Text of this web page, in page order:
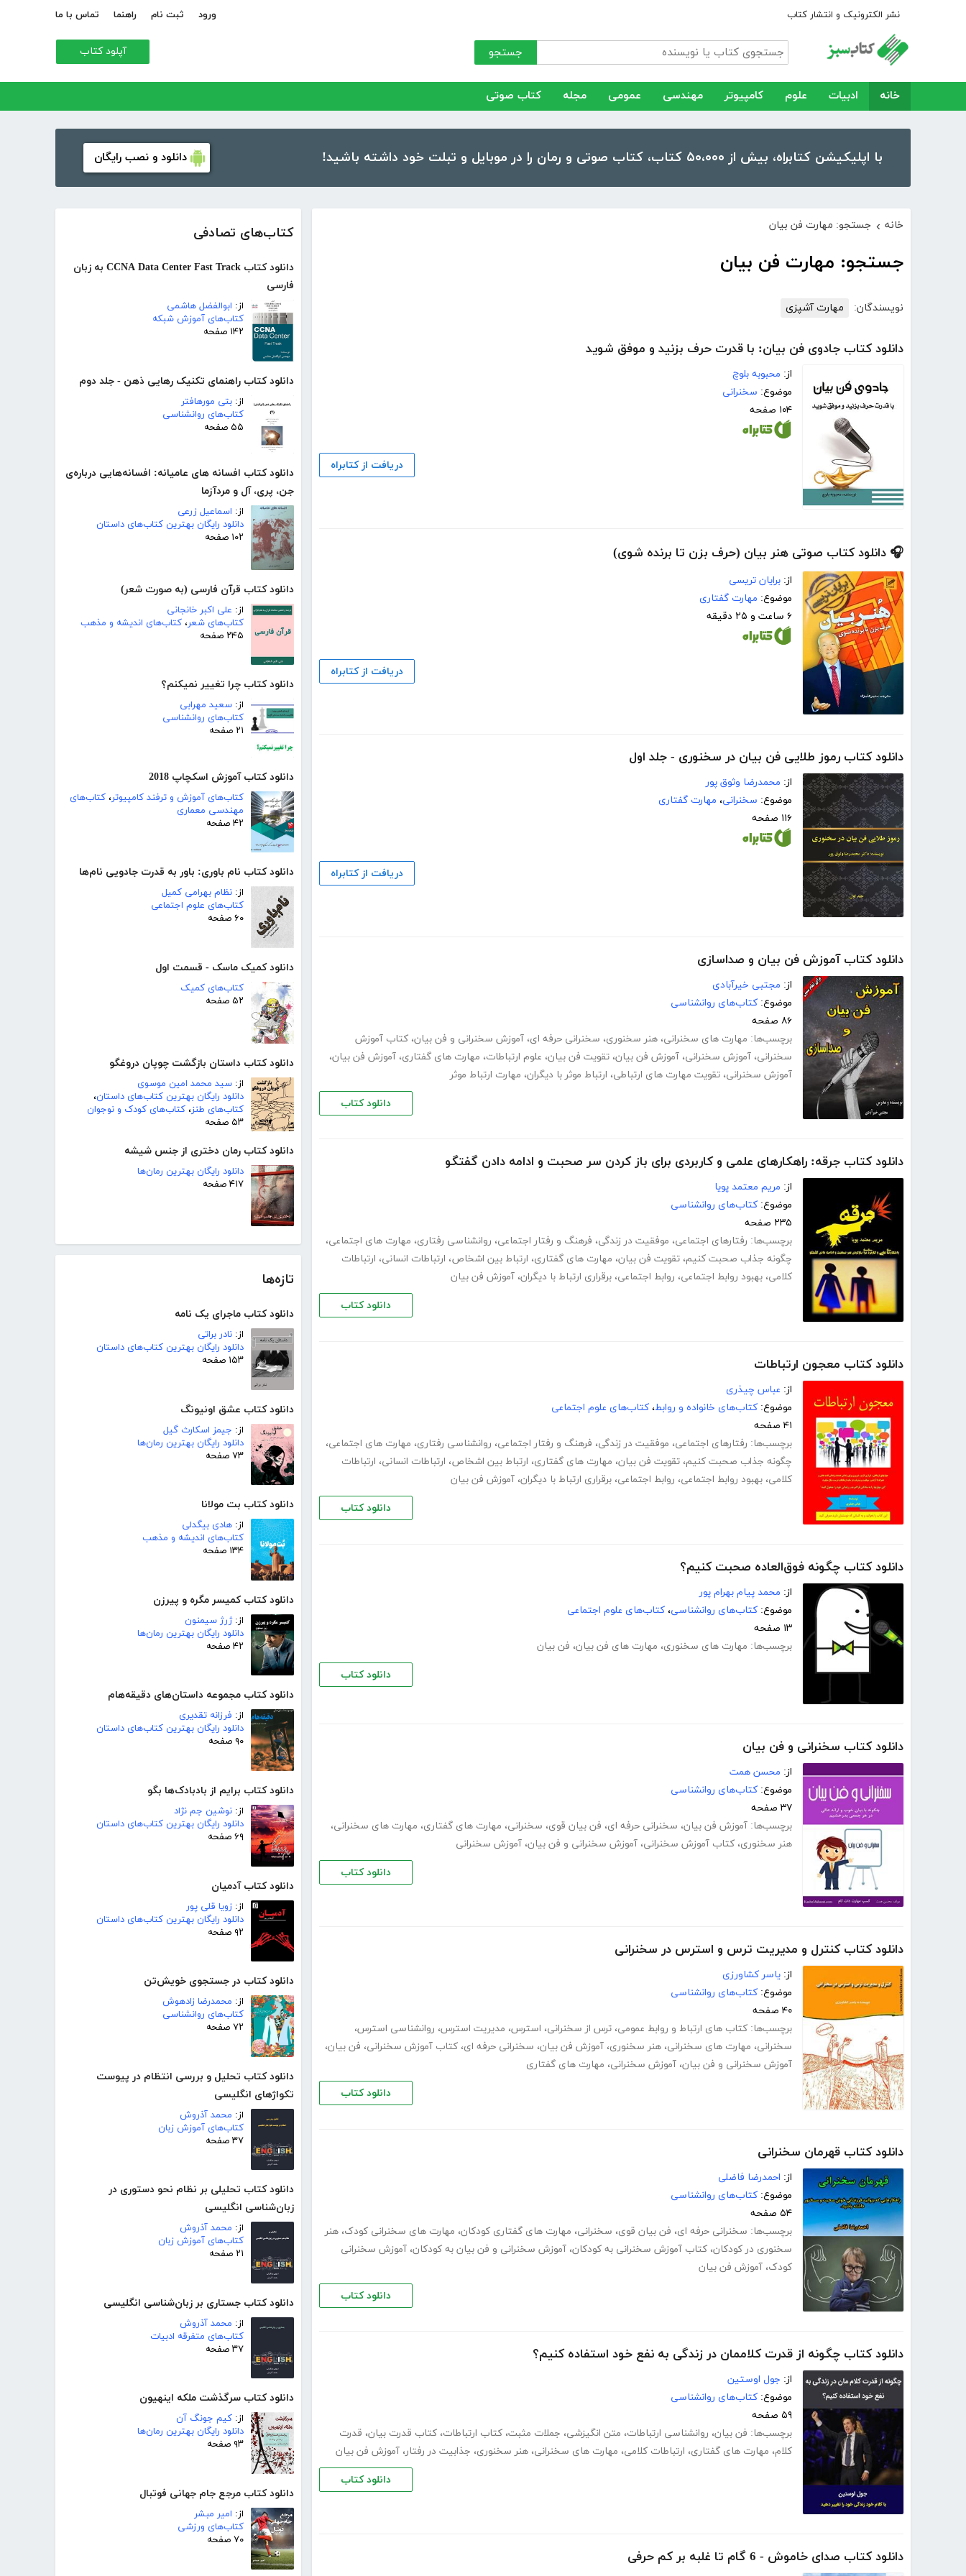
نشر الکترونیک و انتشار کتاب ورود ثبت نام راهنما تماس با ما
جستجو آپلود کتاب
خانه ادبیات علوم کامپیوتر مهندسی عمومی مجله کتاب صوتی
با اپلیکیشن کتابراه، بیش از ۵۰،۰۰۰ کتاب، کتاب صوتی و رمان را در موبایل و تبلت خود داشته باشید! دانلود و نصب رایگان
کتاب‌های تصادفی
دانلود کتاب CCNA Data Center Fast Track به زبان
فارسی
از: ابوالفضل هاشمی
کتاب‌های آموزش شبکه
۱۴۲ صفحه
دانلود کتاب راهنمای تکنیک رهایی ذهن - جلد دوم
از: بتی مورهافتر
کتاب‌های روانشناسی
۵۵ صفحه
دانلود کتاب افسانه های عامیانه: افسانه‌هایی درباره‌ی
جن، پری، آل و مردآزما
از: اسماعیل زرعی
دانلود رایگان بهترین کتاب‌های داستان
۱۰۲ صفحه
دانلود کتاب قرآن فارسی (به صورت شعر)
از: علی اکبر خانجانی
کتاب‌های شعر، کتاب‌های اندیشه و مذهب
۲۴۵ صفحه
دانلود کتاب چرا تغییر نمیکنم؟
از: سعید مهرابی
کتاب‌های روانشناسی
۲۱ صفحه
دانلود کتاب آموزش اسکچاپ 2018
کتاب‌های آموزش و ترفند کامپیوتر، کتاب‌های
مهندسی معماری
۴۲ صفحه
دانلود کتاب نام باوری: باور به قدرت جادویی نام‌ها
از: نظام بهرامی کمیل
کتاب‌های علوم اجتماعی
۶۰ صفحه
دانلود کمیک ماسک - قسمت اول
کتاب‌های کمیک
۵۲ صفحه
دانلود کتاب داستان بازگشت چوپان دروغگو
از: سید محمد امین موسوی
دانلود رایگان بهترین کتاب‌های داستان،
کتاب‌های طنز، کتاب‌های کودک و نوجوان
۵۳ صفحه
دانلود کتاب رمان دختری از جنس شیشه
دانلود رایگان بهترین رمان‌ها
۴۱۷ صفحه
تازه‌ها
دانلود کتاب ماجرای یک نامه
از: نادر براتی
دانلود رایگان بهترین کتاب‌های داستان
۱۵۳ صفحه
دانلود کتاب عشق اونیونگ
از: جیمز اسکارث گیل
دانلود رایگان بهترین رمان‌ها
۷۳ صفحه
دانلود کتاب بت مولانا
از: هادی بیگدلی
کتاب‌های اندیشه و مذهب
۱۳۴ صفحه
دانلود کتاب کمیسر مگره و پیرزن
از:ژرژ سیمنون
دانلود رایگان بهترین رمان‌ها
۴۲ صفحه
دانلود کتاب مجموعه داستان‌های دقیقه‌هام
از: فرزانه تقدیری
دانلود رایگان بهترین کتاب‌های داستان
۹۰ صفحه
دانلود کتاب برایم از بادبادک‌ها بگو
از: نوشین جم نژاد
دانلود رایگان بهترین کتاب‌های داستان
۶۹ صفحه
دانلود کتاب آدمیان
از: زویا قلی پور
دانلود رایگان بهترین کتاب‌های داستان
۹۲ صفحه
دانلود کتاب در جستجوی خویش‌تن
از: محمدرضا زادهوش
کتاب‌های روانشناسی
۷۲ صفحه
دانلود کتاب تحلیل و بررسی انتظام در پیوست
تکواژهای انگلیسی
از: محمد آذروش
کتاب‌های آموزش زبان
۳۷ صفحه
دانلود کتاب تحلیلی بر نظام نحو دستوری در
زبان‌شناسی انگلیسی
از: محمد آذروش
کتاب‌های آموزش زبان
۲۱ صفحه
دانلود کتاب جستاری بر زبان‌شناسی انگلیسی
از: محمد آذروش
کتاب‌های متفرقه ادبیات
۳۷ صفحه
دانلود کتاب سرگذشت ملکه اینهیون
از: کیم جونگ آن
دانلود رایگان بهترین رمان‌ها
۹۳ صفحه
دانلود کتاب مرجع جام جهانی فوتبال
از: امیر مبشر
کتاب‌های ورزشی
۷۰ صفحه
خانه › جستجو: مهارت فن بیان
جستجو: مهارت فن بیان
نویسندگان: مهارت آشپزی
دانلود کتاب جادوی فن بیان: با قدرت حرف بزنید و موفق شوید
از: محبوبه بلوچ
موضوع: سخنرانی
۱۰۴ صفحه
دریافت از کتابراه
🎧 دانلود کتاب صوتی هنر بیان (حرف بزن تا برنده شوی)
از: برایان تریسی
موضوع: مهارت گفتاری
۶ ساعت و ۲۵ دقیقه
دریافت از کتابراه
دانلود کتاب رموز طلایی فن بیان در سخنوری - جلد اول
از: محمدرضا وثوق پور
موضوع: سخنرانی، مهارت گفتاری
۱۱۶ صفحه
دریافت از کتابراه
دانلود کتاب آموزش فن بیان و صداسازی
از: مجتبی خیرآبادی
موضوع: کتاب‌های روانشناسی
۸۶ صفحه
برچسب‌ها: مهارت های سخنرانی، هنر سخنوری، سخنرانی حرفه ای، آموزش سخنرانی و فن بیان، کتاب آموزش
سخنرانی، آموزش سخنرانی، آموزش فن بیان، تقویت فن بیان، علوم ارتباطات، مهارت های گفتاری، آموزش فن بیان،
آموزش سخنرانی، تقویت مهارت های ارتباطی، ارتباط موثر با دیگران، مهارت ارتباط موثر
دانلود کتاب
دانلود کتاب جرقه: راهکارهای علمی و کاربردی برای باز کردن سر صحبت و ادامه دادن گفتگو
از: مریم معتمد پویا
موضوع: کتاب‌های روانشناسی
۲۳۵ صفحه
برچسب‌ها: رفتارهای اجتماعی، موفقیت در زندگی، فرهنگ و رفتار اجتماعی، روانشناسی رفتاری، مهارت های اجتماعی،
چگونه جذاب صحبت کنیم، تقویت فن بیان، مهارت های گفتاری، ارتباط بین اشخاص، ارتباطات انسانی، ارتباطات
کلامی، بهبود روابط اجتماعی، روابط اجتماعی، برقراری ارتباط با دیگران، آموزش فن بیان
دانلود کتاب
دانلود کتاب معجون ارتباطات
از: عباس چیذری
موضوع: کتاب‌های خانواده و روابط، کتاب‌های علوم اجتماعی
۴۱ صفحه
برچسب‌ها: رفتارهای اجتماعی، موفقیت در زندگی، فرهنگ و رفتار اجتماعی، روانشناسی رفتاری، مهارت های اجتماعی،
چگونه جذاب صحبت کنیم، تقویت فن بیان، مهارت های گفتاری، ارتباط بین اشخاص، ارتباطات انسانی، ارتباطات
کلامی، بهبود روابط اجتماعی، روابط اجتماعی، برقراری ارتباط با دیگران، آموزش فن بیان
دانلود کتاب
دانلود کتاب چگونه فوق‌العاده صحبت کنیم؟
از: محمد پیام بهرام پور
موضوع: کتاب‌های روانشناسی، کتاب‌های علوم اجتماعی
۱۳ صفحه
برچسب‌ها: مهارت های سخنوری، مهارت های فن بیان، فن بیان
دانلود کتاب
دانلود کتاب سخنرانی و فن بیان
از: محسن همت
موضوع: کتاب‌های روانشناسی
۳۷ صفحه
برچسب‌ها: آموزش فن بیان، سخنرانی حرفه ای، فن بیان قوی، سخنرانی، مهارت های گفتاری، مهارت های سخنرانی،
هنر سخنوری، کتاب آموزش سخنرانی، آموزش سخنرانی و فن بیان، آموزش سخنرانی
دانلود کتاب
دانلود کتاب کنترل و مدیریت ترس و استرس در سخنرانی
از: یاسر کشاورزی
موضوع: کتاب‌های روانشناسی
۴۰ صفحه
برچسب‌ها: کتاب های ارتباط و روابط عمومی، ترس از سخنرانی، استرس، مدیریت استرس، روانشناسی استرس،
سخنرانی، مهارت های سخنرانی، هنر سخنوری، آموزش فن بیان، سخنرانی حرفه ای، کتاب آموزش سخنرانی، فن بیان،
آموزش سخنرانی و فن بیان، آموزش سخنرانی، مهارت های گفتاری
دانلود کتاب
دانلود کتاب قهرمان سخنرانی
از: احمدرضا فاضلی
موضوع: کتاب‌های روانشناسی
۵۴ صفحه
برچسب‌ها: سخنرانی حرفه ای، فن بیان قوی، سخنرانی، مهارت های گفتاری کودکان، مهارت های سخنرانی کودک، هنر
سخنوری در کودکان، کتاب آموزش سخنرانی به کودکان، آموزش سخنرانی و فن بیان به کودکان، آموزش سخنرانی
کودک، آموزش فن بیان
دانلود کتاب
دانلود کتاب چگونه از قدرت کلاممان در زندگی به نفع خود استفاده کنیم؟
از: جول اوستین
موضوع: کتاب‌های روانشناسی
۵۹ صفحه
برچسب‌ها: فن بیان، روانشناسی ارتباطات، متن انگیزشی، جملات مثبت، کتاب ارتباطات، کتاب قدرت بیان، قدرت
کلام، مهارت های گفتاری، ارتباطات کلامی، مهارت های سخنرانی، هنر سخنوری، جذابیت در رفتار، آموزش فن بیان
دانلود کتاب
دانلود کتاب صدای خاموش - 6 گام تا غلبه بر کم حرفی